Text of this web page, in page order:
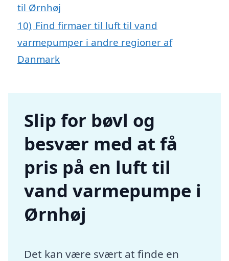
til Ørnhøj
10) Find firmaer til luft til vand
varmepumper i andre regioner af
Danmark
Slip for bøvl og
besvær med at få
pris på en luft til
vand varmepumpe i
Ørnhøj
Det kan være svært at finde en